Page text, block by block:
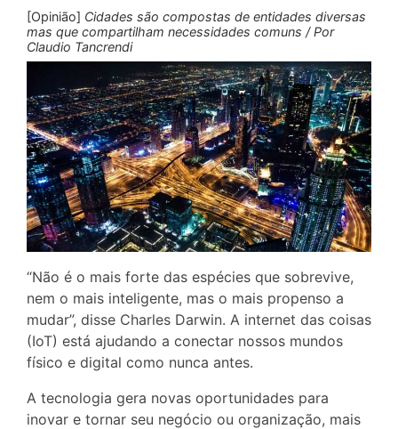
[Opinião] Cidades são compostas de entidades diversas
mas que compartilham necessidades comuns / Por
Claudio Tancrendi
“Não é o mais forte das espécies que sobrevive,
nem o mais inteligente, mas o mais propenso a
mudar”, disse Charles Darwin. A internet das coisas
(IoT) está ajudando a conectar nossos mundos
físico e digital como nunca antes.
A tecnologia gera novas oportunidades para
inovar e tornar seu negócio ou organização, mais